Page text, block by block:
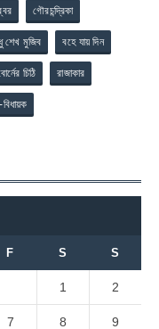
গৌরচন্দ্রিকা
শেখ মুজিব বহে যায় দিন
চিঠি রাজাকার
F S S
1 2
7 8 9